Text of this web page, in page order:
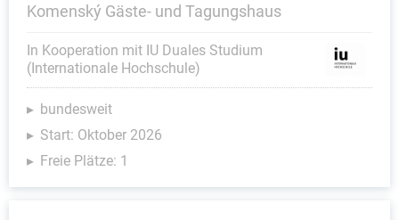
Komenský Gäste- und Tagungshaus
In Kooperation mit IU Duales Studium
(Internationale Hochschule)
bundesweit
Start: Oktober 2026
Freie Plätze: 1